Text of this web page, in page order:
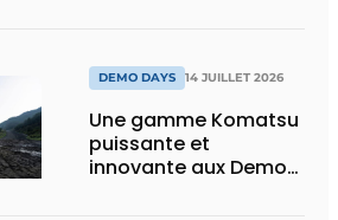
DEMO DAYS 14 JUILLET 2026
Une gamme Komatsu
puissante et
innovante aux Demo